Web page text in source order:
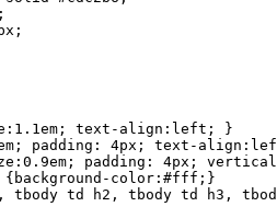
text-align:left; }
padding: 4px; text-
padding: 4px;
color:#fff;}
tbody td h2, tbody td h3,